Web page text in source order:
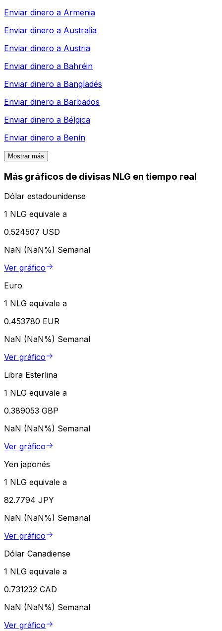
Enviar dinero a Armenia
Enviar dinero a Australia
Enviar dinero a Austria
Enviar dinero a Bahréin
Enviar dinero a Bangladés
Enviar dinero a Barbados
Enviar dinero a Bélgica
Enviar dinero a Benín
Mostrar más
Más gráficos de divisas NLG en tiempo real
Dólar estadounidense
1 NLG equivale a
0.524507 USD
NaN (NaN%) Semanal
Ver gráfico
Euro
1 NLG equivale a
0.453780 EUR
NaN (NaN%) Semanal
Ver gráfico
Libra Esterlina
1 NLG equivale a
0.389053 GBP
NaN (NaN%) Semanal
Ver gráfico
Yen japonés
1 NLG equivale a
82.7794 JPY
NaN (NaN%) Semanal
Ver gráfico
Dólar Canadiense
1 NLG equivale a
0.731232 CAD
NaN (NaN%) Semanal
Ver gráfico